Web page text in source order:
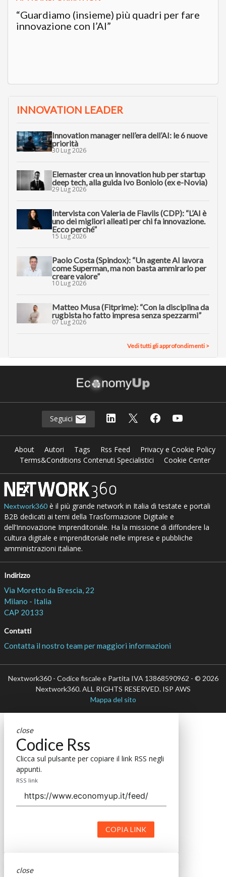
“Guardiamo (insieme) più quadri per fare
innovazione con l’AI”
INNOVATION LEADER
Innovation manager nell’era dell’AI: le 6 nuove
priorità
30 Lug 2026
Elemaster crea un innovation hub per startup
deep tech, alla guida Ivo Boniolo (ex e-Novia)
29 Lug 2026
Intervista con Valeria de Flaviis (CDP): “L’AI è
uno dei migliori alleati per chi fa innovazione.
Ecco perché”
15 Lug 2026
Paolo Costa (Spindox): “Un agente AI lavora
come Superman, ma non basta ammirarlo per
creare valore”
10 Lug 2026
Matteo Musa (Fitprime): “Con la disciplina da
rugbista ho fatto impresa senza spezzarmi”
07 Lug 2026
Vedi tutti gli approfondimenti >
Seguici
About Autori Tags Rss Feed
Privacy e Cookie Policy
Terms&Conditions Contenuti Specialistici
Cookie Center
Nextwork360è il più grande network in Italia di testate e portali
B2B dedicati ai temi della Trasformazione Digitale e
dell’Innovazione Imprenditoriale. Ha la missione di diffondere la
cultura digitale e imprenditoriale nelle imprese e pubbliche
amministrazioni italiane.
Indirizzo
Via Moretto da Brescia, 22
Milano - Italia
CAP 20133
Contatti
Contatta il nostro team per maggiori informazioni
Nextwork360 - Codice fiscale e Partita IVA 13868590962 - © 2026
Nextwork360. ALL RIGHTS RESERVED. ISP AWS
Mappa del sito
close
Codice Rss
Clicca sul pulsante per copiare il link RSS negli
appunti.
RSS link
COPIA LINK
close